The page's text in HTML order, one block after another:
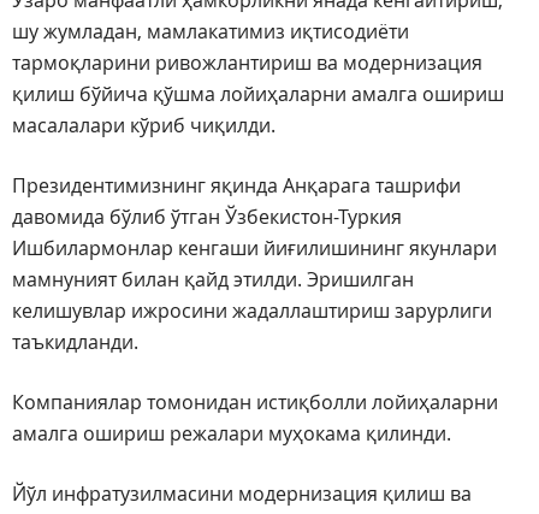
шу жумладан, мамлакатимиз иқтисодиёти
тармоқларини ривожлантириш ва модернизация
қилиш бўйича қўшма лойиҳаларни амалга ошириш
масалалари кўриб чиқилди.
Президентимизнинг яқинда Анқарага ташрифи
давомида бўлиб ўтган Ўзбекистон-Туркия
Ишбилармонлар кенгаши йиғилишининг якунлари
мамнуният билан қайд этилди. Эришилган
келишувлар ижросини жадаллаштириш зарурлиги
таъкидланди.
Компаниялар томонидан истиқболли лойиҳаларни
амалга ошириш режалари муҳокама қилинди.
Йўл инфратузилмасини модернизация қилиш ва